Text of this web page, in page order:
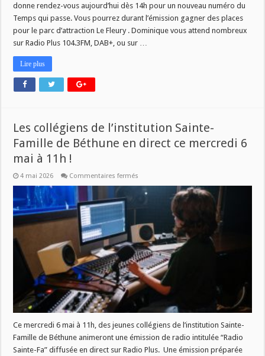
Dominique
!
donne rendez-vous aujourd’hui dès 14h pour un nouveau numéro du
Temps qui passe. Vous pourrez durant l’émission gagner des places
pour le parc d’attraction Le Fleury . Dominique vous attend nombreux
sur Radio Plus 104.3FM, DAB+, ou sur …
Lire plus
Les collégiens de l’institution Sainte-
Famille de Béthune en direct ce mercredi 6
mai à 11h !
4 mai 2026 Commentaires fermés
collégiens
l’institution
Famille
de
Béthune
en
direct
ce
mercredi
6
mai
à
11h
Ce mercredi 6 mai à 11h, des jeunes collégiens de l’institution Sainte-
Famille de Béthune animeront une émission de radio intitulée “Radio
Sainte-Fa” diffusée en direct sur Radio Plus. Une émission préparée